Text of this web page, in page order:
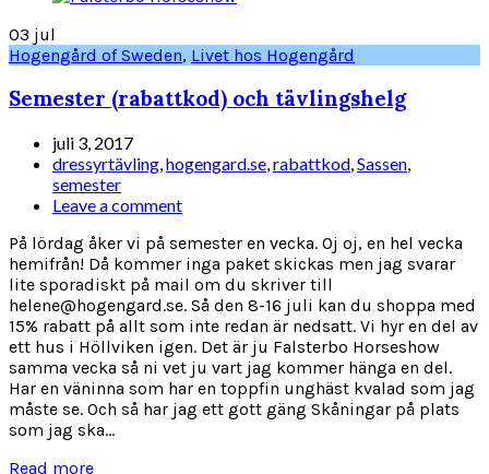
03 jul
Hogengård of Sweden, Livet hos Hogengård
Semester (rabattkod) och tävlingshelg
juli 3, 2017
dressyrtävling,hogengard.se,rabattkod,Sassen,
semester
Leave a comment
På lördag åker vi på semester en vecka. Oj oj, en hel vecka
hemifrån! Då kommer inga paket skickas men jag svarar
lite sporadiskt på mail om du skriver till
helene@hogengard.se. Så den 8-16 juli kan du shoppa med
15% rabatt på allt som inte redan är nedsatt. Vi hyr en del av
ett hus i Höllviken igen. Det är ju Falsterbo Horseshow
samma vecka så ni vet ju vart jag kommer hänga en del.
Har en väninna som har en toppfin unghäst kvalad som jag
måste se. Och så har jag ett gott gäng Skåningar på plats
som jag ska...
Read more